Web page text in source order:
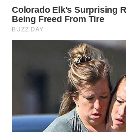
WN
MAJALENGKA
SUKABUMI
WN
PURWAKARTA